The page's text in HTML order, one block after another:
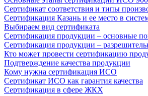
Сертификат соответствия и типы
Сертификация Казань и ее место в
Выбираем вид сертификата
Сертификация продукции – основные
Сертификация продукции –
Кто может провести сертификацию
Подтверждение качества продукции
Кому нужна сертификация ИСО
Сертификат ИСО как гарантия качества
Сертификация в сфере ЖКХ